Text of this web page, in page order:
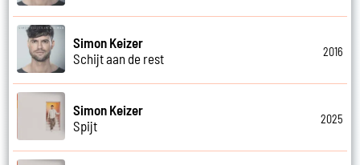
Simon Keizer
Schijt aan de rest
2016
Simon Keizer
Spijt
2025